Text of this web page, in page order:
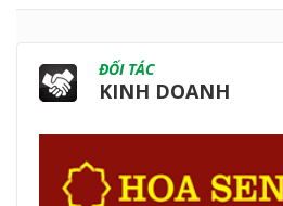
ĐỐI TÁC
KINH DOANH